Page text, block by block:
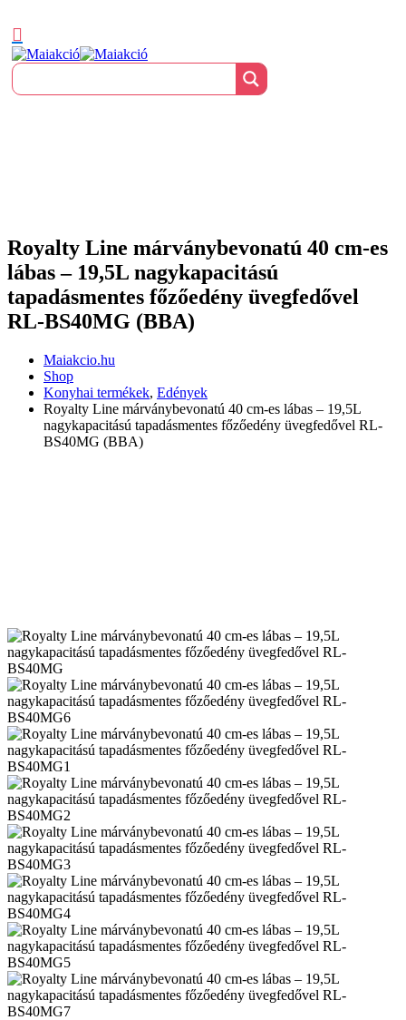
Royalty Line márványbevonatú 40 cm-es
lábas – 19,5L nagykapacitású
tapadásmentes főzőedény üvegfedővel
RL-BS40MG (BBA)
Maiakcio.hu
Shop
Konyhai termékek, Edények
Royalty Line márványbevonatú 40 cm-es lábas – 19,5L
nagykapacitású tapadásmentes főzőedény üvegfedővel RL-
BS40MG (BBA)